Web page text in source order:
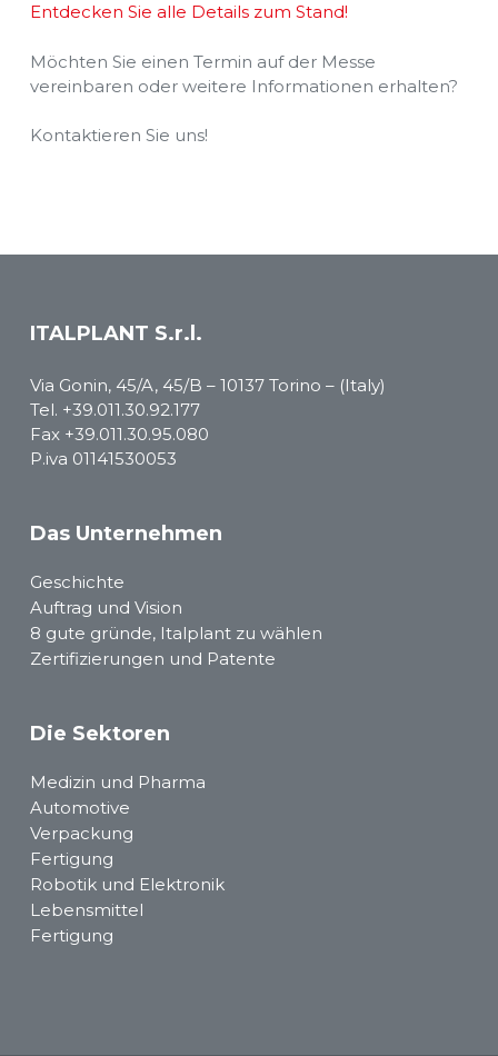
Entdecken Sie alle Details zum Stand!
Möchten Sie einen Termin auf der Messe
vereinbaren oder weitere Informationen erhalten?
Kontaktieren Sie uns!
ITALPLANT S.r.l.
Via Gonin, 45/A, 45/B – 10137 Torino – (Italy)
Tel. +39.011.30.92.177
Fax +39.011.30.95.080
P.iva 01141530053
Das Unternehmen
Geschichte
Auftrag und Vision
8 gute gründe, Italplant zu wählen
Zertifizierungen und Patente
Die Sektoren
Medizin und Pharma
Automotive
Verpackung
Fertigung
Robotik und Elektronik
Lebensmittel
Fertigung